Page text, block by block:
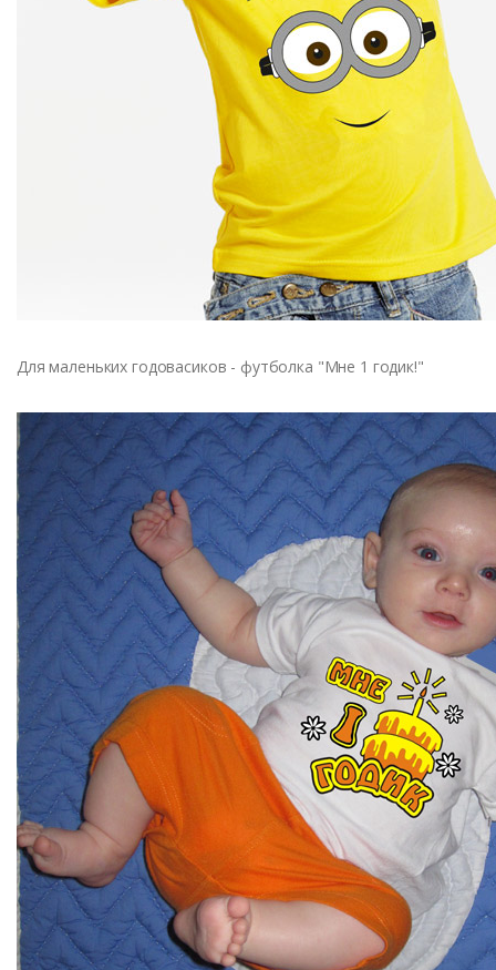
Для маленьких годовасиков - футболка "Мне 1 годик!"